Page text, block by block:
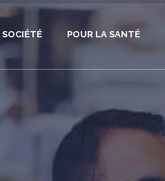
SOCIÉTÉ POUR LA SANTÉ